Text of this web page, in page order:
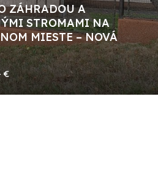
ZÁHRADOU A
STROMAMI NA
MIESTE – NOVÁ
€